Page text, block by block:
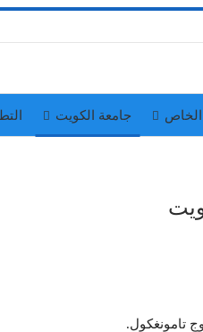
الخاص جامعة الكويت
تامونغكول.